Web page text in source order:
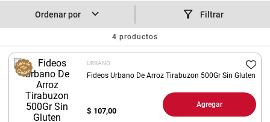
Filtrar
4 productos
URBANO
Fideos Urbano De Arroz Tirabuzon 500Gr Sin Gluten
$ 107,00
Agregar
leche
4. queso
5. bondiola
. yerba
. pollo